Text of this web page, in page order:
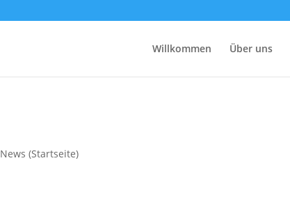
Willkommen Über uns
News (Startseite)